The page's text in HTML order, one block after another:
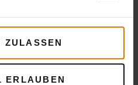
ZULASSEN
ERLAUBEN